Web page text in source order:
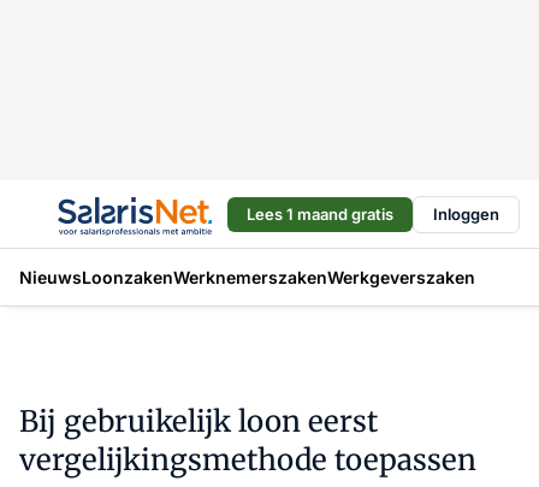
Lees 1 maand gratis Inloggen
NieuwsLoonzakenWerknemerszakenWerkgeverszaken
Bij gebruikelijk loon eerst
vergelijkingsmethode toepassen